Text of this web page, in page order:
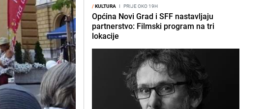
/KULTURA I PRIJE OKO 19H
Općina Novi Grad i SFF nastavljaju
partnerstvo: Filmski program na tri
lokacije